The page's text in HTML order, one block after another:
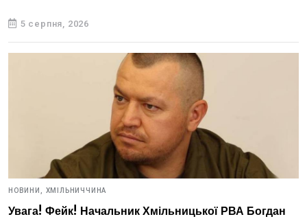
5 серпня, 2026
НОВИНИ, ХМІЛЬНИЧЧИНА
Увага! Фейк! Начальник Хмільницької РВА Богдан